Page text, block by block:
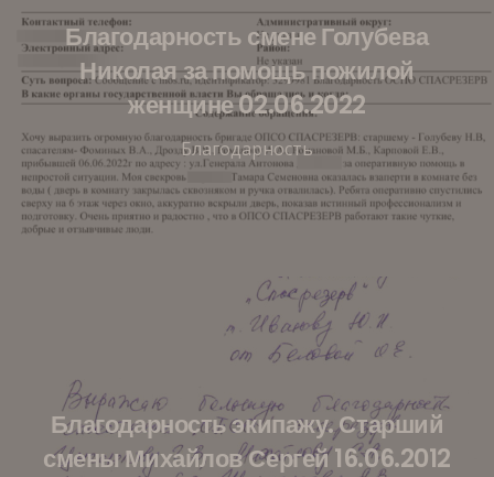
Благодарность смене Голубева
Николая за помощь пожилой
женщине 02.06.2022
Благодарность
Благодарность экипажу. Старший
смены Михайлов Сергей 16.06.2012